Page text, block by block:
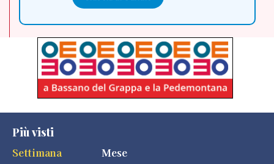
Più visti
Settimana
Mese